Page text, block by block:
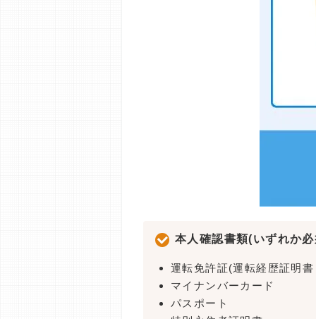
本人確認書類(いずれか
運転免許証(運転経歴証明書
マイナンバーカード
パスポート